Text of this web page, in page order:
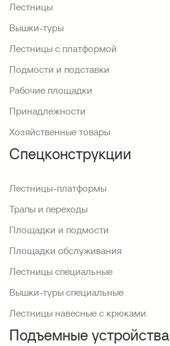
Лестницы
Вышки-туры
Лестницы с платформой
Подмости и подставки
Рабочие площадки
Принадлежности
Хозяйственные товары
Спецконструкции
Лестницы-платформы
Трапы и переходы
Площадки и подмости
Площадки обслуживания
Лестницы специальные
Вышки-туры специальные
Лестницы навесные с крюками
Подъемные устройства